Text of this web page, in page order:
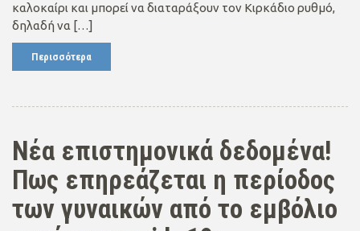
καλοκαίρι και μπορεί να διαταράξουν τον Κιρκάδιο ρυθμό,
δηλαδή να […]
Περισσότερα
Νέα επιστημονικά δεδομένα!
Πως επηρεάζεται η περίοδος
των γυναικών από το εμβόλιο